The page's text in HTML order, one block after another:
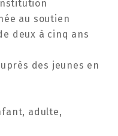
au soutien
deux à cinq ans
des jeunes en
adulte,